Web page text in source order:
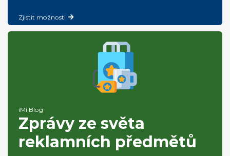
Zjistit možnosti
iMi Blog
Zprávy ze světa
reklamních předmětů